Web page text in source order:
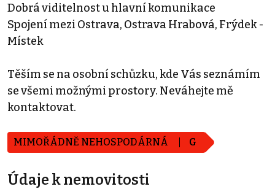
Dobrá viditelnost u hlavní komunikace
Spojení mezi Ostrava, Ostrava Hrabová, Frýdek -
Místek
Těším se na osobní schůzku, kde Vás seznámím
se všemi možnými prostory. Neváhejte mě
kontaktovat.
MIMOŘÁDNĚ NEHOSPODÁRNÁ G
Údaje k nemovitosti